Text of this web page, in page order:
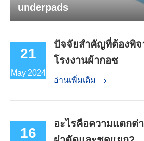
underpads
21
May 2024
ปัจจัยสำคัญที่ต้องพิจ
โรงงานผ้ากอซ
อ่านเพิ่มเติม
16
อะไรคือความแตกต่